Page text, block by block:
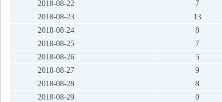
2018-08-22
7
2018-08-23
13
2018-08-24
8
2018-08-25
7
2018-08-26
5
2018-08-27
9
2018-08-28
8
2018-08-29
0